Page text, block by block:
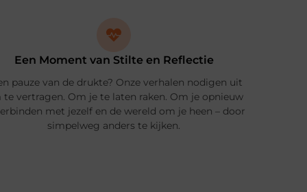
Een Moment van Stilte en Reflectie
pauze van de drukte? Onze verhalen nodigen uit
te vertragen. Om je te laten raken. Om je opnieuw
met jezelf en de wereld om je heen – door
simpelweg anders te kijken.